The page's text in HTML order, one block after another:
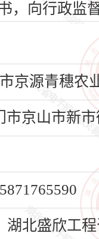
，向行政监
京源青穗农
市京山市新
湖北盛欣工